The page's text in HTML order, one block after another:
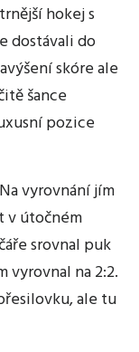
hokej s
dostávali do
skóre ale
šance
pozice
vyrovnání jím
v útočném
srovnal puk
vyrovnal na 2:2.
ale tu